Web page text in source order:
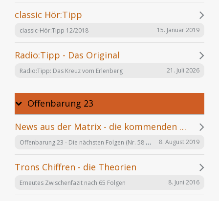
classic Hör:Tipp
classic-Hör:Tipp 12/2018 15. Januar 2019
Radio:Tipp - Das Original
Radio:Tipp: Das Kreuz vom Erlenberg 21. Juli 2026
Offenbarung 23
News aus der Matrix - die kommenden Folgen
Offenbarung 23 - Die nächsten Folgen (Nr. 58 bis X) 8. August 2019
Trons Chiffren - die Theorien
Erneutes Zwischenfazit nach 65 Folgen 8. Juni 2016